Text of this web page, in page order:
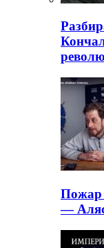
Пожар
—